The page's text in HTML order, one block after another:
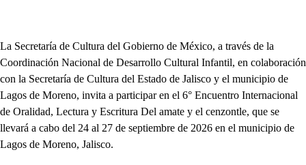
La Secretaría de Cultura del Gobierno de México, a través de la
Coordinación Nacional de Desarrollo Cultural Infantil, en colaboración
con la Secretaría de Cultura del Estado de Jalisco y el municipio de
Lagos de Moreno, invita a participar en el 6° Encuentro Internacional
de Oralidad, Lectura y Escritura Del amate y el cenzontle, que se
llevará a cabo del 24 al 27 de septiembre de 2026 en el municipio de
Lagos de Moreno, Jalisco.